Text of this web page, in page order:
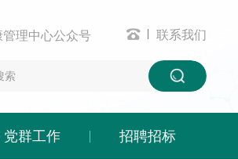
管理中心公众号  联系我们
党群工作 招聘招标